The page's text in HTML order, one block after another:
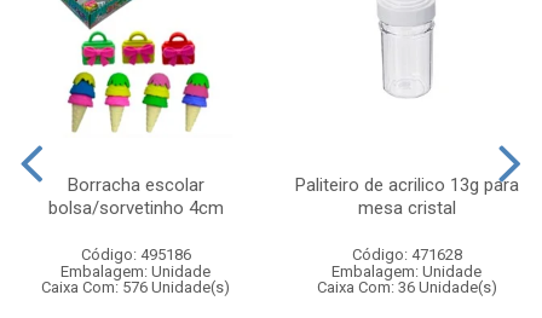
Borracha escolar
bolsa/sorvetinho 4cm
Código: 495186
Embalagem: Unidade
Caixa Com: 576 Unidade(s)
Paliteiro de acrilico 13g para
mesa cristal
Código: 471628
Embalagem: Unidade
Caixa Com: 36 Unidade(s)